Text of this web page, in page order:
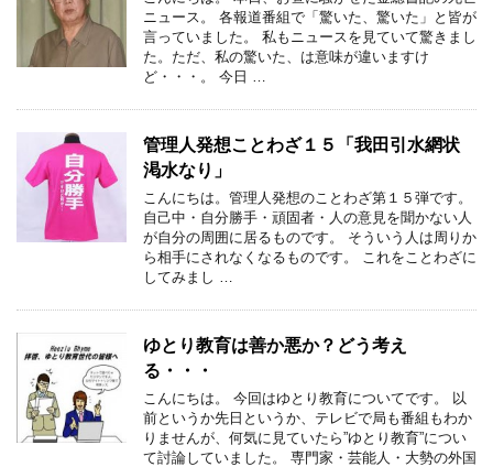
ニュース。 各報道番組で「驚いた、驚いた」と皆が
言っていました。 私もニュースを見ていて驚きまし
た。ただ、私の驚いた、は意味が違いますけ
ど・・・。 今日 …
管理人発想ことわざ１５「我田引水網状
渇水なり」
こんにちは。管理人発想のことわざ第１５弾です。
自己中・自分勝手・頑固者・人の意見を聞かない人
が自分の周囲に居るものです。 そういう人は周りか
ら相手にされなくなるものです。 これをことわざに
してみまし …
ゆとり教育は善か悪か？どう考え
る・・・
こんにちは。 今回はゆとり教育についてです。 以
前というか先日というか、テレビで局も番組もわか
りませんが、何気に見ていたら”ゆとり教育”につい
て討論していました。 専門家・芸能人・大勢の外国